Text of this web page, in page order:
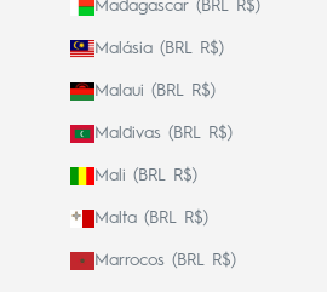
Madagascar (BRL R$)
Malásia (BRL R$)
Malaui (BRL R$)
Maldivas (BRL R$)
Mali (BRL R$)
Malta (BRL R$)
Marrocos (BRL R$)